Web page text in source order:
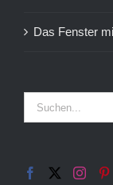
Das Fenster